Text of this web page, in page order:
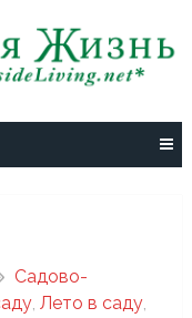
Cадово-
,Лето в саду,